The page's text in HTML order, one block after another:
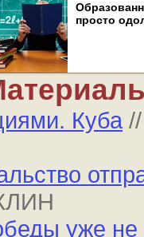
просто
Куба
уже